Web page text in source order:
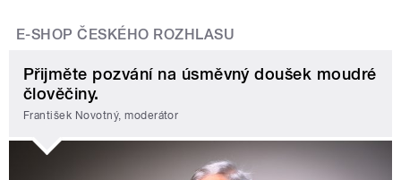
E-SHOP ČESKÉHO ROZHLASU
Přijměte pozvání na úsměvný doušek moudré
člověčiny.
František Novotný, moderátor